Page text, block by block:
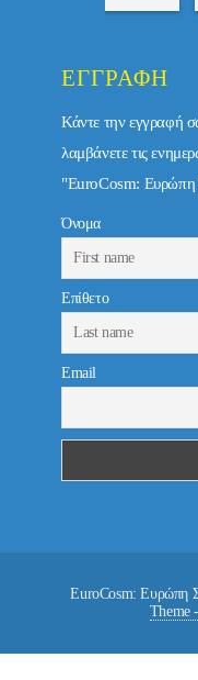
ΕΓΓΡΑΦΉ
Κάντε την εγγραφή
λαμβάνετε τις
"EuroCosm: Ευρώπη
Όνομα
Επίθετο
Email
EuroCosm: Ευρώπη
Theme